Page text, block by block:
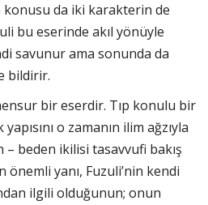
konusu da iki karakterin de
bu eserinde akıl yönüyle
savunur ama sonunda da
bildirir.
bir eserdir. Tıp konulu bir
o zamanın ilim ağzıyla
beden ikilisi tasavvufi bakış
önemli yanı, Fuzuli’nin kendi
ilgili olduğunun; onun